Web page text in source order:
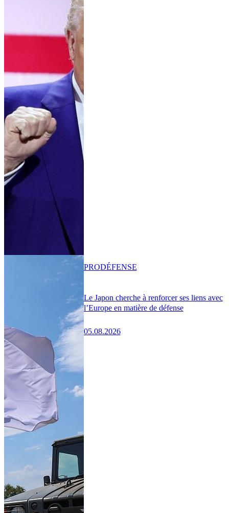
Le Japon cherche à renforcer ses liens avec
l’Europe en matière de défense
05.08.2026
PRODÉFENSE